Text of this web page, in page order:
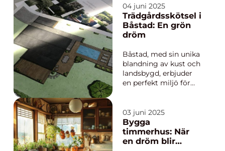
möbler i Stockholm
får kontorsutrymmen
och hem en fräsch
och modern touch
invester...
04 juni 2025
Trädgårdsskötsel i
Båstad: En grön
dröm
Båstad, med sin unika
blandning av kust och
landsbygd, erbjuder
en perfekt miljö för
sin egen bit av
paradiset. Att ha en
vacker och välskött
trädgård &aum...
03 juni 2025
Bygga
timmerhus: När
en dröm blir